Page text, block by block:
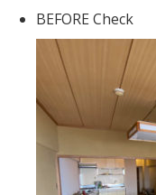
BEFORE Check